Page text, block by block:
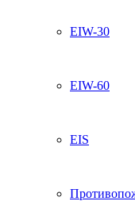
EIW-30
EIW-60
EIS